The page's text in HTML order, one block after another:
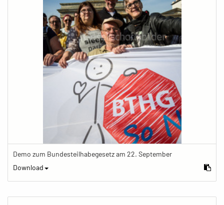
Demo zum Bundesteilhabegesetz am 22. September
Download